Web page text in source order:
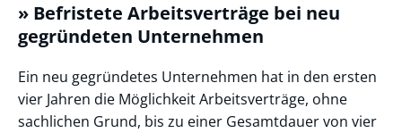
» Befristete Arbeitsverträge bei neu
gegründeten Unternehmen
Ein neu gegründetes Unternehmen hat in den ersten
vier Jahren die Möglichkeit Arbeitsverträge, ohne
sachlichen Grund, bis zu einer Gesamtdauer von vier